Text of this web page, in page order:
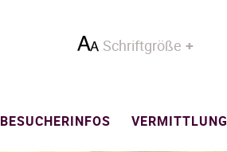
Schriftgröße
BESUCHERINFOS VERMITTLUNG